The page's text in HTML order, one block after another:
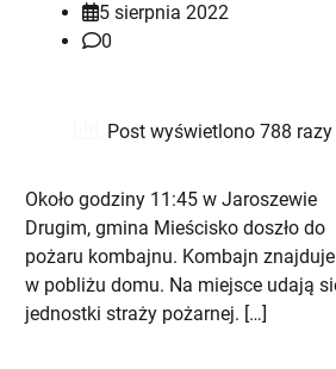
5 sierpnia 2022
0
Post wyświetlono 788 razy
Około godziny 11:45 w Jaroszewie
Drugim, gmina Mieścisko doszło do
pożaru kombajnu. Kombajn
w pobliżu domu. Na miejsce udają
jednostki straży pożarnej. […]